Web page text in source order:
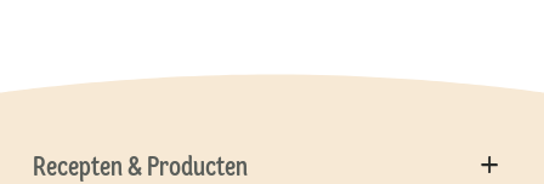
Recepten & Producten